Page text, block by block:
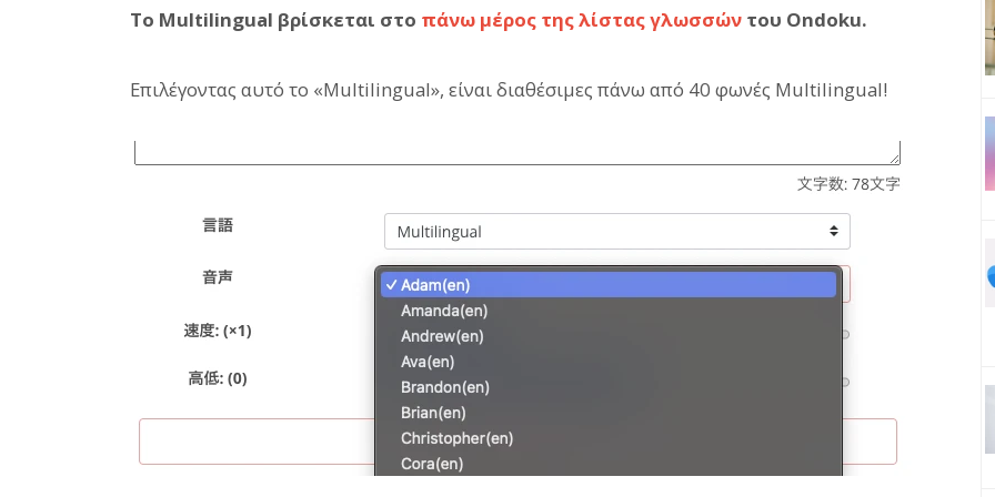
Το Multilingual βρίσκεται στο πάνω μέρος της λίστας γλωσσών του Ondoku.
Επιλέγοντας αυτό το «Multilingual», είναι διαθέσιμες πάνω από 40 φωνές Multilingual!